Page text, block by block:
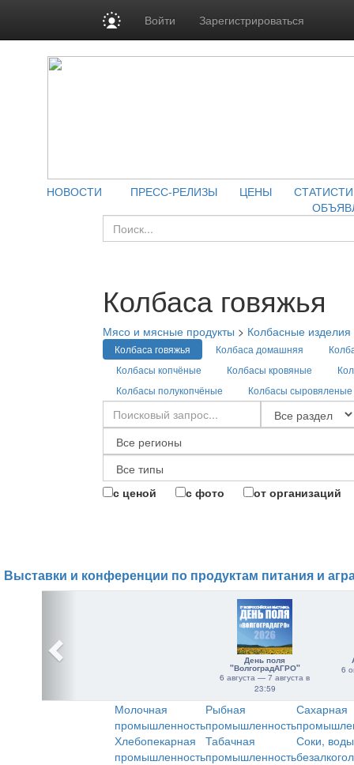
Войти Зарегистрироваться
НОВОСТИ ПРЕСС-РЕЛИЗЫ ЦЕНЫ
Колбаса говяжья
Мясо и мясные продукты > Колбасные изделия
Колбаса говяжья Колбаса домашняя
Колбасы копчёные
Колбасы кровяные
Колбасы полукопчёные
Колбасы сыровяленые
с ценой с фото от организаций
Выставки и конференции по продуктам питания и
День поля
"ВолгоградАГРО"
6 августа — 7 августа в
23:59
6
Молочная
промышленность
Рыбная
промышленность
Сахарная
Хлебопекарная
промышленность
Табачная
промышленность
Соки,